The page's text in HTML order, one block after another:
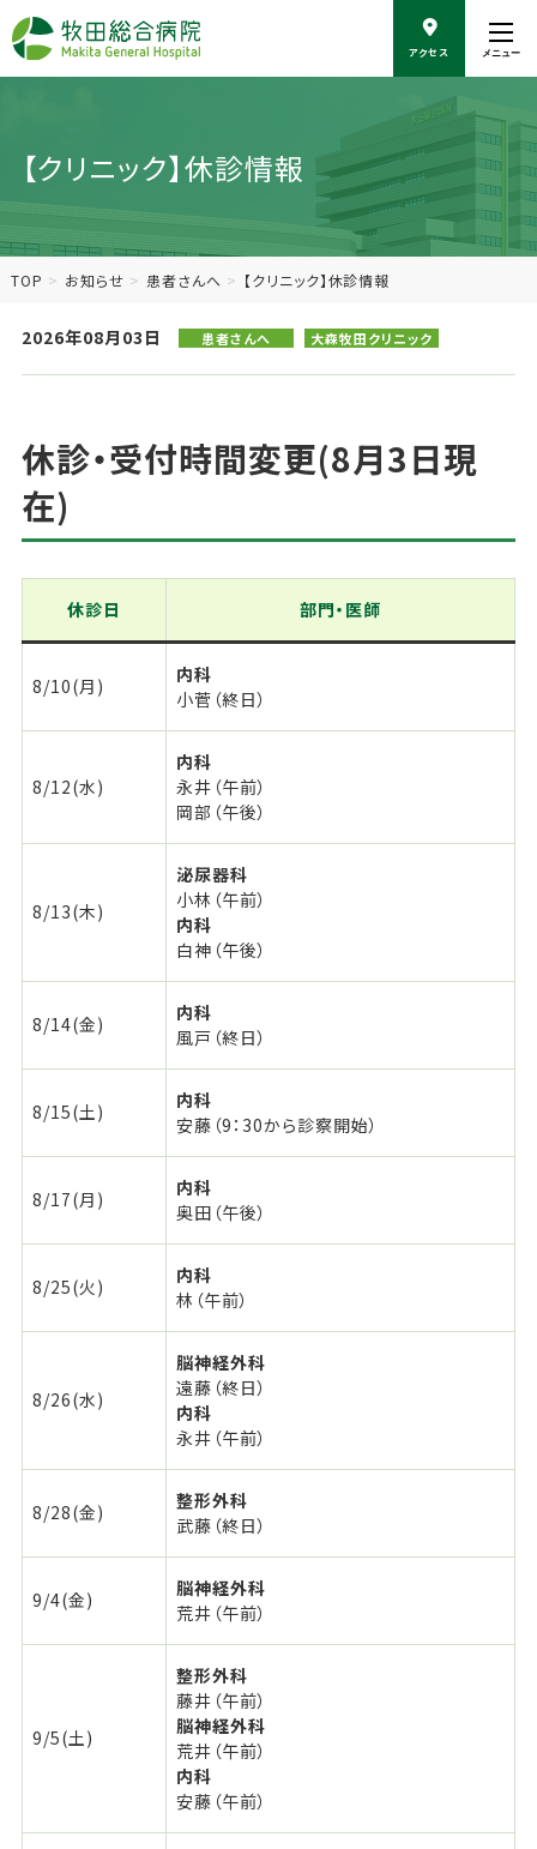
本
文
動
アクセス メニュー
【クリニック】休診情報
TOP お知らせ 患者さんへ 【クリニック】休診情報
2026年08月03日 患者さんへ 大森牧田クリニック
休診・受付時間変更(8月3日現
在)
休診日 部門・医師
8/10(月)
内科
小菅（終日）
8/12(水)
内科
永井（午前）
岡部（午後）
8/13(木)
泌尿器科
小林（午前）
内科
白神（午後）
8/14(金)
内科
風戸（終日）
8/15(土)
内科
安藤（9：30から診察開始）
8/17(月)
内科
奥田（午後）
8/25(火)
内科
林（午前）
8/26(水)
脳神経外科
遠藤（終日）
内科
永井（午前）
8/28(金)
整形外科
武藤（終日）
9/4(金)
脳神経外科
荒井（午前）
9/5(土)
整形外科
藤井（午前）
脳神経外科
荒井（午前）
内科
安藤（午前）